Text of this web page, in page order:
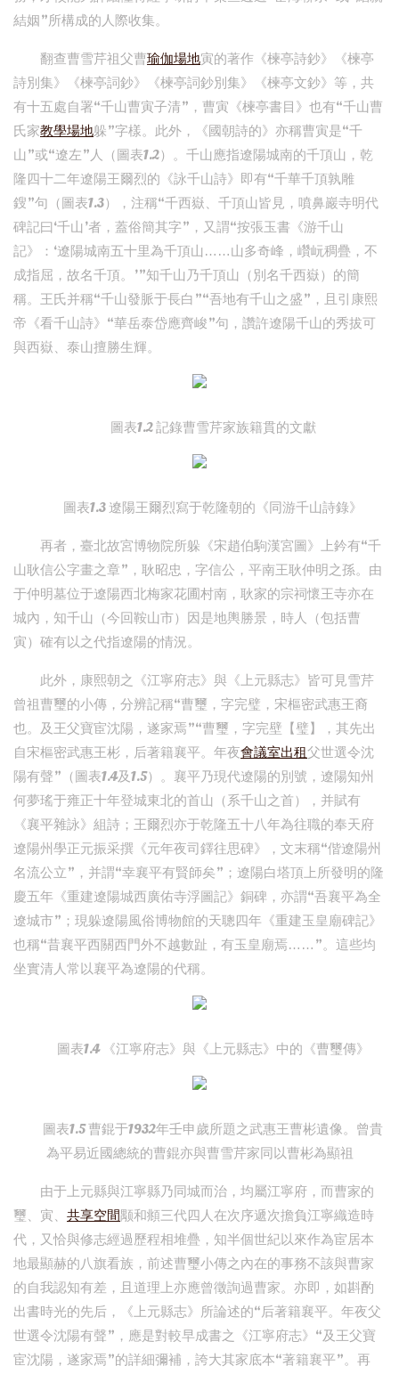
結姻”所構成的人際收集。
翻查曹雪芹祖父曹瑜伽場地寅的著作《楝亭詩鈔》《楝亭
詩別集》《楝亭詞鈔》《楝亭詞鈔別集》《楝亭文鈔》等，共
有十五處自署“千山曹寅子清”，曹寅《楝亭書目》也有“千山曹
氏家教學場地躲”字樣。此外，《國朝詩的》亦稱曹寅是“千
山”或“遼左”人（圖表1.2）。千山應指遼陽城南的千頂山，乾
隆四十二年遼陽王爾烈的《詠千山詩》即有“千華千頂孰雕
鎪”句（圖表1.3），注稱“千西嶽、千頂山皆見，噴鼻巖寺明代
碑記曰‘千山’者，蓋俗簡其字”，又謂“按張玉書《游千山
記》：‘遼陽城南五十里為千頂山……山多奇峰，巑岏稠疊，不
成指屈，故名千頂。’”知千山乃千頂山（別名千西嶽）的簡
稱。王氏并稱“千山發脈于長白”“吾地有千山之盛”，且引康熙
帝《看千山詩》“華岳泰岱應齊峻”句，讚許遼陽千山的秀拔可
與西嶽、泰山擅勝生輝。
圖表1.2 記錄曹雪芹家族籍貫的文獻
圖表1.3 遼陽王爾烈寫于乾隆朝的《同游千山詩錄》
再者，臺北故宮博物院所躲《宋趙伯駒漢宮圖》上鈐有“千
山耿信公字畫之章”，耿昭忠，字信公，平南王耿仲明之孫。由
于仲明墓位于遼陽西北梅家花圃村南，耿家的宗祠懷王寺亦在
城內，知千山（今回鞍山市）因是地輿勝景，時人（包括曹
寅）確有以之代指遼陽的情況。
此外，康熙朝之《江寧府志》與《上元縣志》皆可見雪芹
曾祖曹璽的小傳，分辨記稱“曹璽，字完璧，宋樞密武惠王裔
也。及王父寶宦沈陽，遂家焉”“曹璽，字完壁【璧】，其先出
自宋樞密武惠王彬，后著籍襄平。年夜會議室出租父世選令沈
陽有聲”（圖表1.4及1.5）。襄平乃現代遼陽的別號，遼陽知州
何夢瑤于雍正十年登城東北的首山（系千山之首），并賦有
《襄平雜詠》組詩；王爾烈亦于乾隆五十八年為往職的奉天府
遼陽州學正元振采撰《元年夜司鐸往思碑》，文末稱“偕遼陽州
名流公立”，并謂“幸襄平有賢師矣”；遼陽白塔頂上所發明的隆
慶五年《重建遼陽城西廣佑寺浮圖記》銅碑，亦謂“吾襄平為全
遼城市”；現躲遼陽風俗博物館的天聰四年《重建玉皇廟碑記》
也稱“昔襄平西關西門外不越數趾，有玉皇廟焉……”。這些均
坐實清人常以襄平為遼陽的代稱。
圖表1.4 《江寧府志》與《上元縣志》中的《曹璽傳》
圖表1.5 曹錕于1932年壬申歲所題之武惠王曹彬遺像。曾貴
為平易近國總統的曹錕亦與曹雪芹家同以曹彬為顯祖
由于上元縣與江寧縣乃同城而治，均屬江寧府，而曹家的
璽、寅、 共享空間颙和頫三代四人在次序遞次擔負江寧織造時
代，又恰與修志經過歷程相堆疊，知半個世紀以來作為宦居本
地最顯赫的八旗看族，前述曹璽小傳之內在的事務不該與曹家
的自我認知有差，且道理上亦應曾徵詢過曹家。亦即，如斟酌
出書時光的先后，《上元縣志》所論述的“后著籍襄平。年夜父
世選令沈陽有聲”，應是對較早成書之《江寧府志》“及王父寶
宦沈陽，遂家焉”的詳細彌補，誇大其家底本“著籍襄平”。再